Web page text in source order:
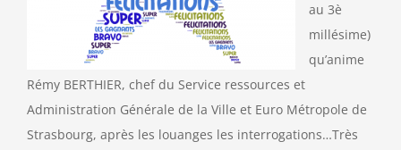
au 3è
millésime)
qu’anime
Rémy BERTHIER, chef du Service ressources et
Administration Générale de la Ville et Euro Métropole de
Strasbourg, après les louanges les interrogations…Très